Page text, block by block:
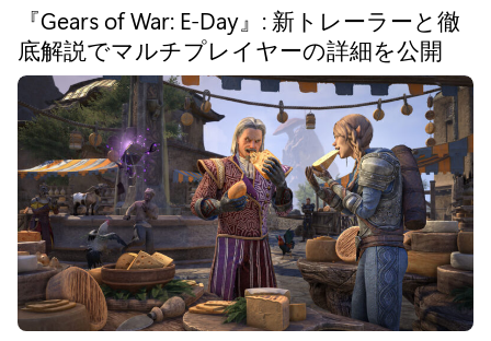
x
で
新
た
な
る
高
み
へ
ゴ
:
『Gears of War: E-Day』: 新トレーラーと徹
底解説でマルチプレイヤーの詳細を公開